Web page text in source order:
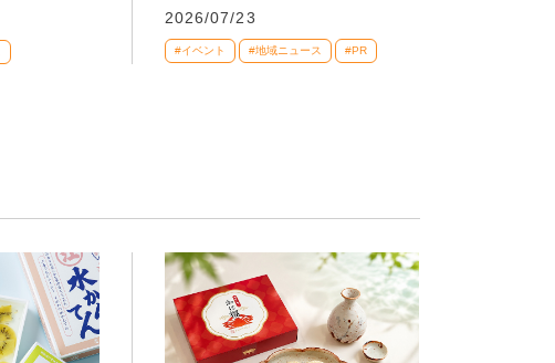
2026/07/23
#イベント #地域ニュース #PR